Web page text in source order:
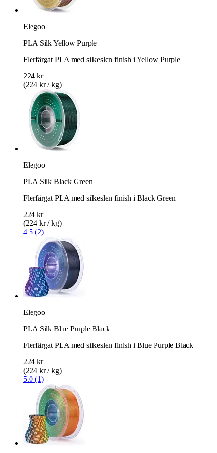
Elegoo
PLA Silk Yellow Purple
Flerfärgat PLA med silkeslen finish i Yellow Purple
224 kr
(224 kr / kg)
Elegoo
PLA Silk Black Green
Flerfärgat PLA med silkeslen finish i Black Green
224 kr
(224 kr / kg)
4.5 (2)
Elegoo
PLA Silk Blue Purple Black
Flerfärgat PLA med silkeslen finish i Blue Purple Black
224 kr
(224 kr / kg)
5.0 (1)